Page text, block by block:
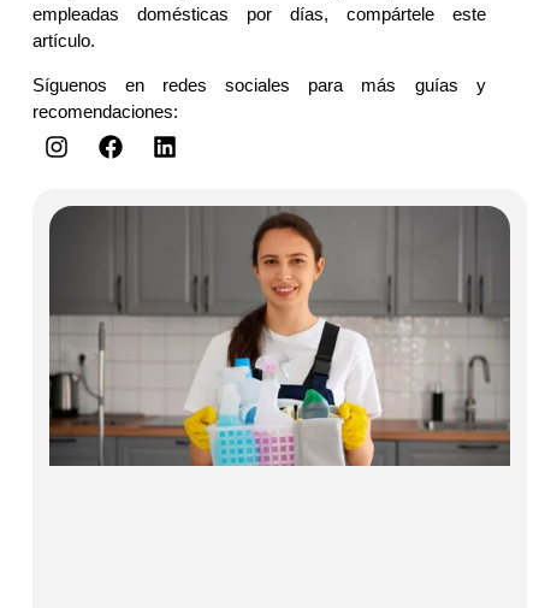
empleadas domésticas por días, compártele este
artículo.
Síguenos en redes sociales para más guías y
recomendaciones: